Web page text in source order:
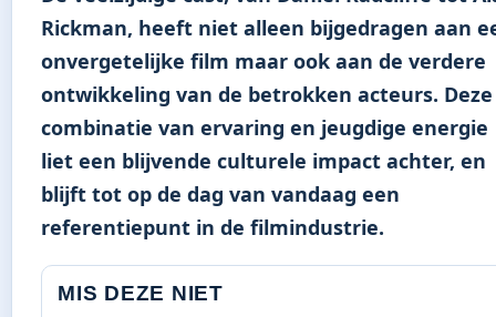
Rickman, heeft niet alleen bijgedragen aan
onvergetelijke film maar ook aan de verdere
ontwikkeling van de betrokken acteurs. Deze
combinatie van ervaring en jeugdige energie
liet een blijvende culturele impact achter, en
blijft tot op de dag van vandaag een
referentiepunt in de filmindustrie.
MIS DEZE NIET